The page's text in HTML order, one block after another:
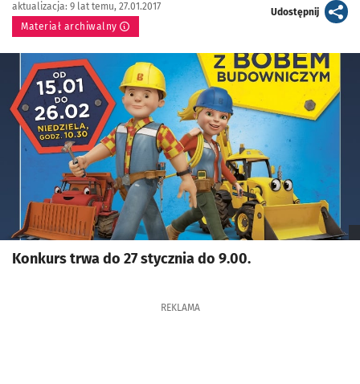
aktualizacja: 9 lat temu, 27.01.2017
Materiał archiwalny
Udostępnijartykuł
Kliknij, aby powiększyć
Konkurs trwa do 27 stycznia do 9.00.
REKLAMA